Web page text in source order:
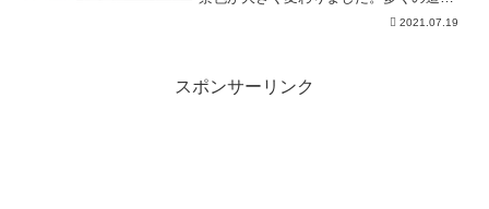
路、鉄道、建造物などが生まれた当時の
映像を、シリーズで公開します。＝＝＝
2021.07.19
スポンサーリンク